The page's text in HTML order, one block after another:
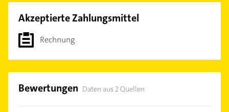
Akzeptierte Zahlungsmittel
Rechnung
Bewertungen Daten aus 2 Quellen